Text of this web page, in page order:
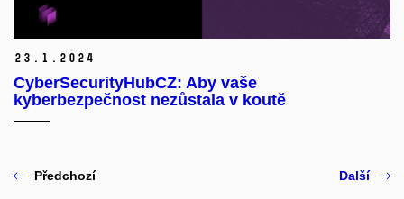
23. 1. 2024
CyberSecurityHubCZ: Aby vaše
kyberbezpečnost nezůstala v koutě
Předchozí Další